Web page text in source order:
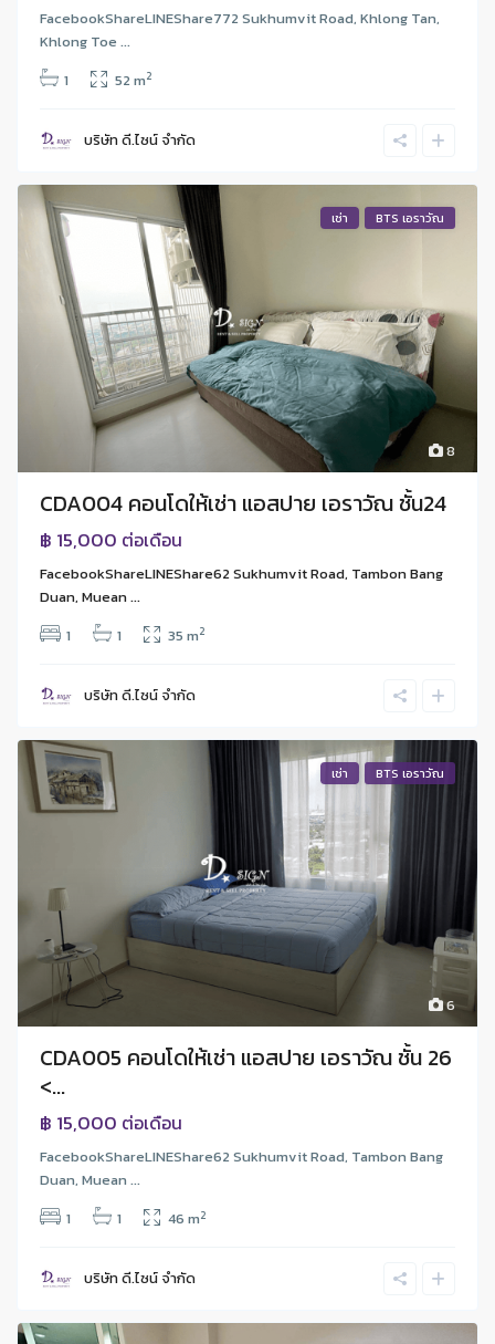
FacebookShareLINEShare772 Sukhumvit Road, Khlong Tan,
Khlong Toe ...
1
52 m2
บริษัท ดี.ไซน์ จํากัด
8
เช่า BTS เอราวัณ
CDA004 คอนโดให้เช่า แอสปาย เอราวัณ ชั้น24
฿ 15,000 ต่อเดือน
FacebookShareLINEShare62 Sukhumvit Road, Tambon Bang
Duan, Muean ...
1
1 35 m2
บริษัท ดี.ไซน์ จํากัด
6
เช่า BTS เอราวัณ
CDA005 คอนโดให้เช่า แอสปาย เอราวัณ ชั้น 26
<...
฿ 15,000 ต่อเดือน
FacebookShareLINEShare62 Sukhumvit Road, Tambon Bang
Duan, Muean ...
1
1 46 m2
บริษัท ดี.ไซน์ จํากัด